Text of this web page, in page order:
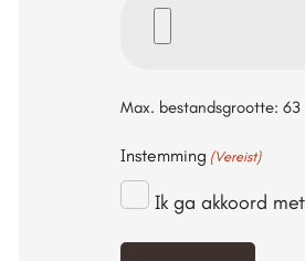
Max. bestandsgrootte: 63
Instemming (Vereist)
Ik ga akkoord met